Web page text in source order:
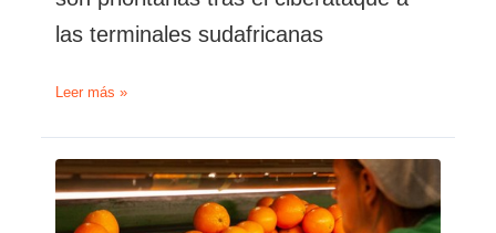
las terminales sudafricanas
Las
de
contenedores
son
prioritarias
tras
Leer más »